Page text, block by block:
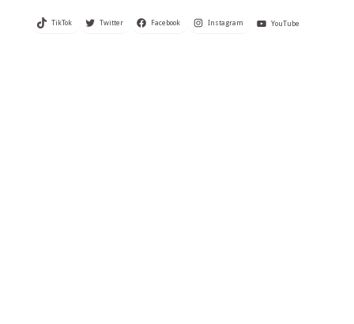
TikTok Twitter Facebook Instagram YouTube